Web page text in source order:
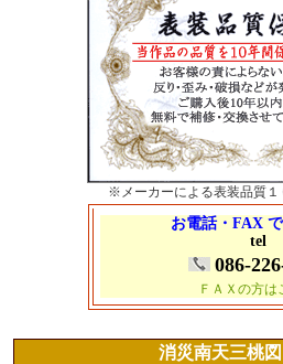
※メーカーによる表装品質１
お電話・FAX
tel
086-
ＦＡＸの方は
消災南天三桃